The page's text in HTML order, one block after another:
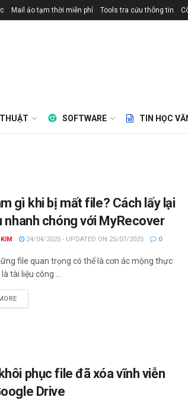
Mail ảo tạm thời miễn phí Tools tra cứu thông tin
SOFTWARE TIN HỌC
gì khi bị mất file? Cách lấy lại
nhanh chóng với MyRecover
24/04/2025 - UPDATED ON 25/07/2025 0
file quan trọng có thể là cơn ác mộng thực
tài liệu công ...
DETAILS
phục file đã xóa vĩnh viễn
Drive